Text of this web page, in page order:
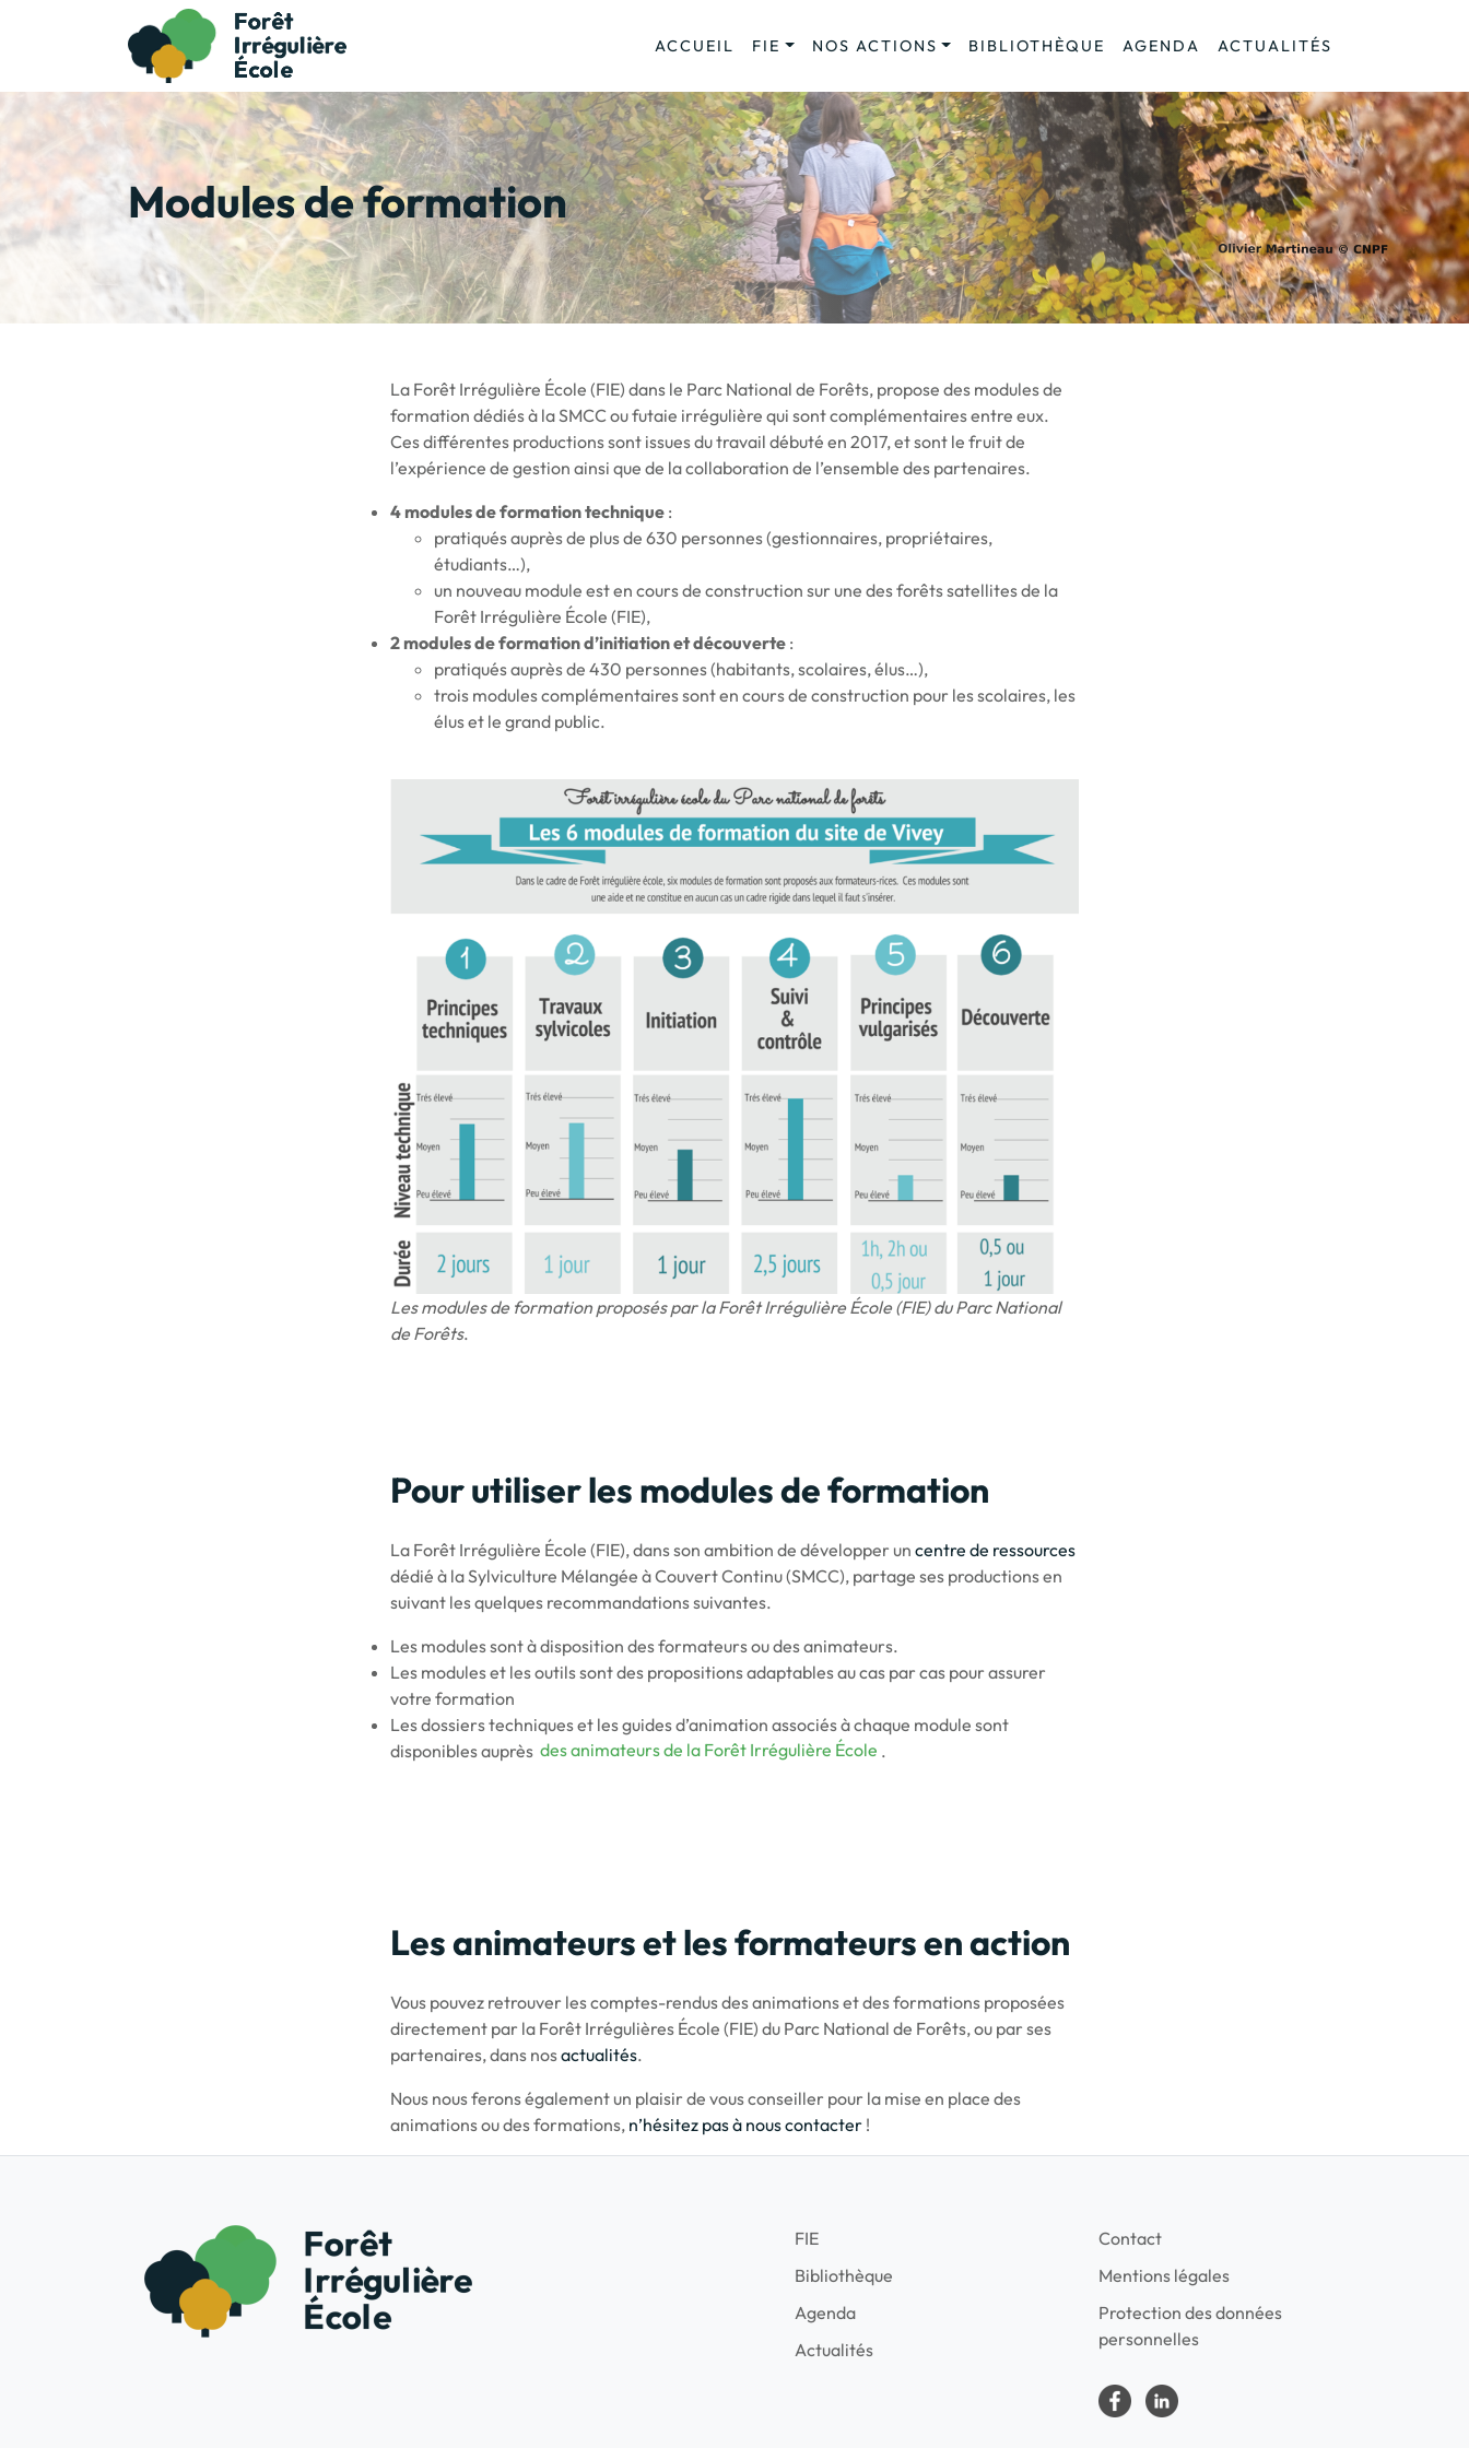
ACCUEIL FIE NOS ACTIONS BIBLIOTHÈQUE AGENDA ACTUALITÉS
Modules de formation
La Forêt Irrégulière École (FIE) dans le Parc National de Forêts, propose des modules de
formation dédiés à la SMCC ou futaie irrégulière qui sont complémentaires entre eux.
Ces différentes productions sont issues du travail débuté en 2017, et sont le fruit de
l’expérience de gestion ainsi que de la collaboration de l’ensemble des partenaires.
4 modules de formation technique :
pratiqués auprès de plus de 630 personnes (gestionnaires, propriétaires,
étudiants…),
un nouveau module est en cours de construction sur une des forêts satellites de la
Forêt Irrégulière École (FIE),
2 modules de formation d’initiation et découverte :
pratiqués auprès de 430 personnes (habitants, scolaires, élus…),
trois modules complémentaires sont en cours de construction pour les scolaires, les
élus et le grand public.
Les modules de formation proposés par la Forêt Irrégulière École (FIE) du Parc National
de Forêts.
Pour utiliser les modules de formation
La Forêt Irrégulière École (FIE), dans son ambition de développer un centre de ressources
dédié à la Sylviculture Mélangée à Couvert Continu (SMCC), partage ses productions en
suivant les quelques recommandations suivantes.
Les modules sont à disposition des formateurs ou des animateurs.
Les modules et les outils sont des propositions adaptables au cas par cas pour assurer
votre formation
Les dossiers techniques et les guides d’animation associés à chaque module sont
disponibles auprès des animateurs de la Forêt Irrégulière École .
Les animateurs et les formateurs en action
Vous pouvez retrouver les comptes-rendus des animations et des formations proposées
directement par la Forêt Irrégulières École (FIE) du Parc National de Forêts, ou par ses
partenaires, dans nosactualités.
Nous nous ferons également un plaisir de vous conseiller pour la mise en place des
animations ou des formations, n’hésitez pas à nous contacter !
FIE
Bibliothèque
Agenda
Actualités
Contact
Mentions légales
Protection des données
personnelles